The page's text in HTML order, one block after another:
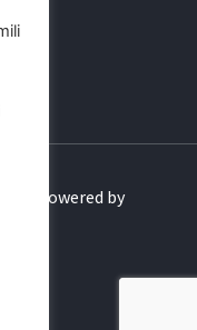
Powered by